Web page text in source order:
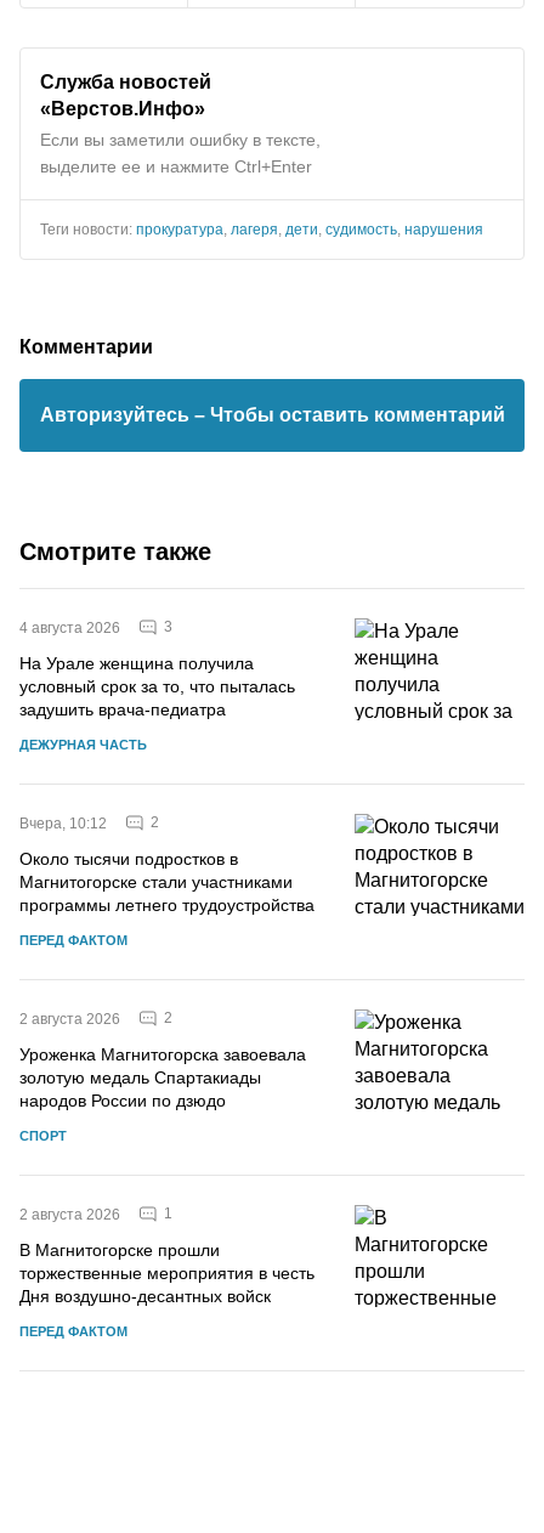
Служба новостей
«Верстов.Инфо»
Если вы заметили ошибку в тексте,
выделите ее и нажмите Ctrl+Enter
Теги новости: прокуратура лагеря дети судимость нарушения
Комментарии
Авторизуйтесь – Чтобы оставить комментарий
Смотрите также
4 августа 2026 3
На Урале женщина получила
условный срок за то, что пыталась
задушить врача-педиатра
ДЕЖУРНАЯ ЧАСТЬ
Вчера, 10:12 2
Около тысячи подростков в
Магнитогорске стали участниками
программы летнего трудоустройства
ПЕРЕД ФАКТОМ
2 августа 2026 2
Уроженка Магнитогорска завоевала
золотую медаль Спартакиады
народов России по дзюдо
СПОРТ
2 августа 2026 1
В Магнитогорске прошли
торжественные мероприятия в честь
Дня воздушно-десантных войск
ПЕРЕД ФАКТОМ